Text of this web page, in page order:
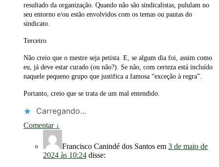
resultado da organização. Quando não são sindicalistas, pululam no
seu entorno e/ou estão envolvidos com os temas ou pautas do
sindicato.
Terceiro
Não creio que o mestre seja petista. E, se algum dia foi, assim como
eu, já deve estar curado (ou não?). Se não, com certeza está incluído
naquele pequeno grupo que justifica a famosa “exceção à regra”.
Portanto, creio que se trata de um mal entendido.
Carregando...
Comentar ↓
Francisco Canindé dos Santos em 3 de maio de
2024 às 10:24 disse: